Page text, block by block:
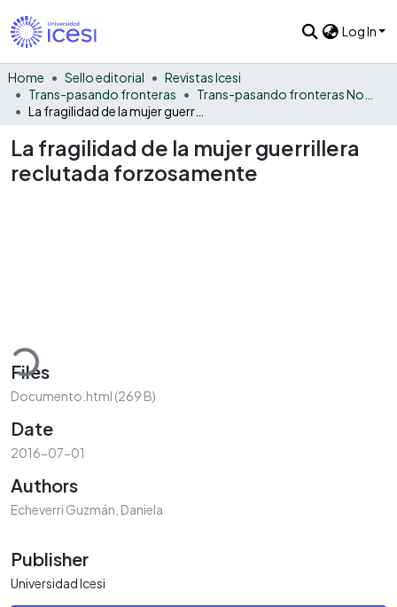
Log In
Home Sello editorial
Revistas Icesi
Trans-pasando fronteras
La fragilidad de la mujer guerrillera
reclutada forzosamente
Files
Documento.html (269 B)
Date
2016-07-01
Authors
Echeverri Guzmán, Daniela
Publisher
Universidad Icesi